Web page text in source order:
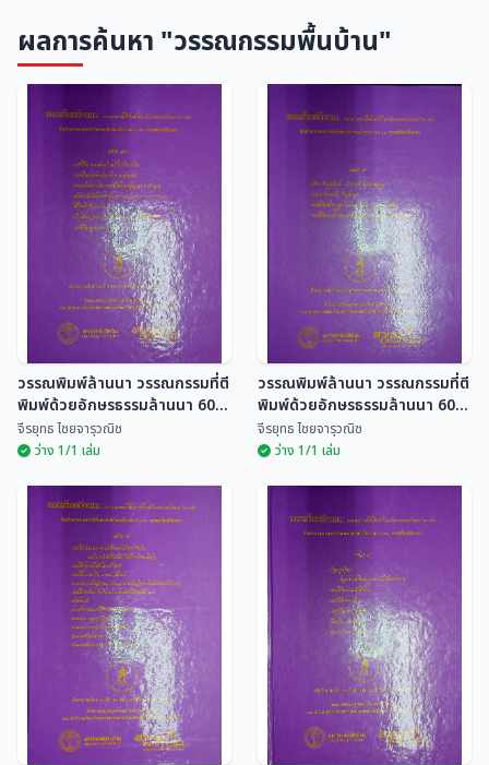
ผลการค้นหา "วรรณกรรมพื้นบ้าน"
วรรณพิมพ์ล้านนา
วรรณกรรมที่ตีพิมพ์ด้วย
อักษรธรรมล้านนา 60 เล่ม
จีรยุทธ ไชยจารุวณิช
วรรณพิมพ์ล้านนา วรรณกรรมที่ตี
พิมพ์ด้วยอักษรธรรมล้านนา 60
เล่ม
จีรยุทธ ไชยจารุวณิช
ว่าง 1/1 เล่ม
วรรณพิมพ์ล้านนา
วรรณกรรมที่ตีพิมพ์ด้วย
อักษรธรรมล้านนา 60 เล่ม
จีรยุทธ ไชยจารุวณิช
วรรณพิมพ์ล้านนา วรรณกรรมที่ตี
พิมพ์ด้วยอักษรธรรมล้านนา 60
เล่ม
จีรยุทธ ไชยจารุวณิช
ว่าง 1/1 เล่ม